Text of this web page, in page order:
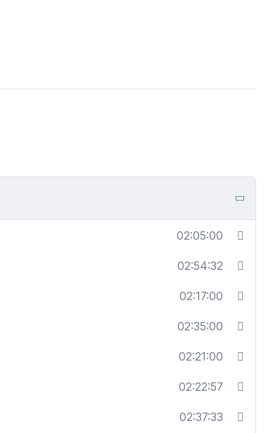
02:05:00
02:54:32
02:17:00
02:35:00
02:21:00
02:22:57
02:37:33